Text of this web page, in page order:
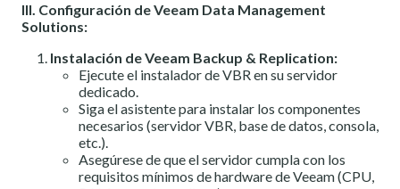
III. Configuración de Veeam Data Management
Solutions:
Instalación de Veeam Backup & Replication:
Ejecute el instalador de VBR en su servidor
dedicado.
Siga el asistente para instalar los componentes
necesarios (servidor VBR, base de datos, consola,
etc.).
Asegúrese de que el servidor cumpla con los
requisitos mínimos de hardware de Veeam (CPU,